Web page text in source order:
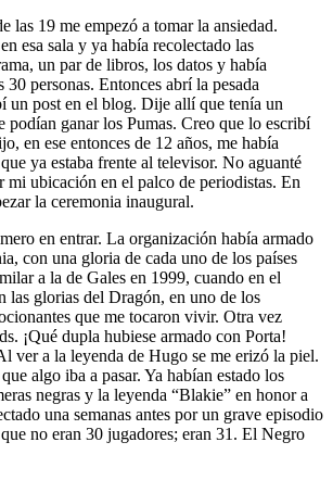
las 19 me empezó a tomar la ansiedad.
esa sala y ya había recolectado las
un par de libros, los datos y había
30 personas. Entonces abrí la pesada
un post en el blog. Dije allí que tenía un
podían ganar los Pumas. Creo que lo escribí
en ese entonces de 12 años, me había
ya estaba frente al televisor. No aguanté
mi ubicación en el palco de periodistas. En
la ceremonia inaugural.
en entrar. La organización había armado
con una gloria de cada uno de los países
a la de Gales en 1999, cuando en el
las glorias del Dragón, en uno de los
que me tocaron vivir. Otra vez
¡Qué dupla hubiese armado con Porta!
ver a la leyenda de Hugo se me erizó la piel.
algo iba a pasar. Ya habían estado los
negras y la leyenda “Blakie” en honor a
una semanas antes por un grave episodio
no eran 30 jugadores; eran 31. El Negro